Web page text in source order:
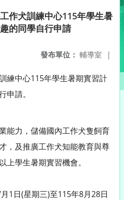
作犬訓練中心115年學生暑
的同學自行申請
發布單位： 輔導室 |
練中心115年學生暑期實習計
申請。
力，儲備國內工作犬隻飼育
，及推廣工作犬知能教育與尊
上學生暑期實習機會。
1日(星期三)至115年8月28日